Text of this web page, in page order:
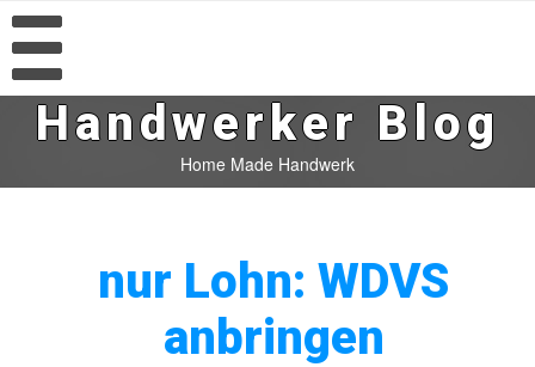
Handwerker Blog
Home Made Handwerk
nur Lohn: WDVS
anbringen